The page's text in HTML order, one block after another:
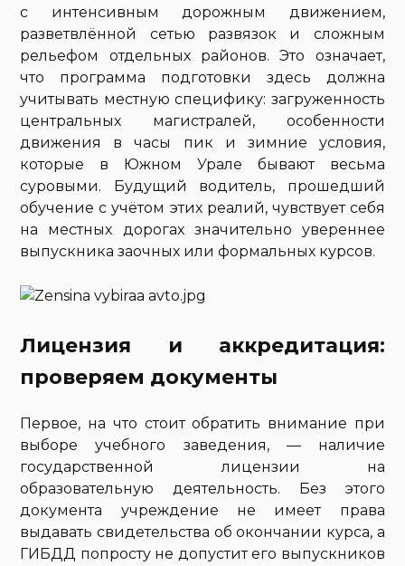
с интенсивным дорожным движением,
разветвлённой сетью развязок и сложным
рельефом отдельных районов. Это означает,
что программа подготовки здесь должна
учитывать местную специфику: загруженность
центральных магистралей, особенности
движения в часы пик и зимние условия,
которые в Южном Урале бывают весьма
суровыми. Будущий водитель, прошедший
обучение с учётом этих реалий, чувствует себя
на местных дорогах значительно увереннее
выпускника заочных или формальных курсов.
Лицензия и аккредитация:
проверяем документы
Первое, на что стоит обратить внимание при
выборе учебного заведения, — наличие
государственной лицензии на
образовательную деятельность. Без этого
документа учреждение не имеет права
выдавать свидетельства об окончании курса, а
ГИБДД попросту не допустит его выпускников